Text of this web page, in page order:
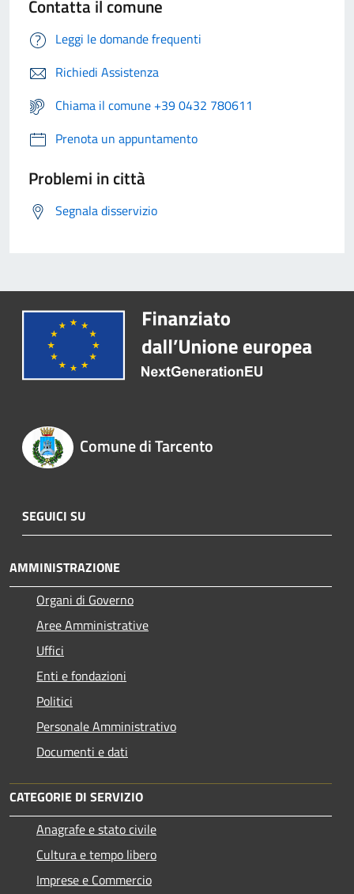
Contatta il comune
Leggi le domande frequenti
Richiedi Assistenza
Chiama il comune +39 0432 780611
Prenota un appuntamento
Problemi in città
Segnala disservizio
Comune di Tarcento
SEGUICI SU
AMMINISTRAZIONE
Organi di Governo
Aree Amministrative
Uffici
Enti e fondazioni
Politici
Personale Amministrativo
Documenti e dati
CATEGORIE DI SERVIZIO
Anagrafe e stato civile
Cultura e tempo libero
Imprese e Commercio